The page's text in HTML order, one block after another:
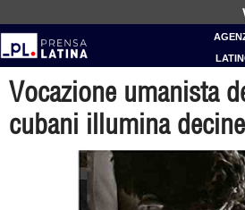
Vocazione umanista
cubani illumina